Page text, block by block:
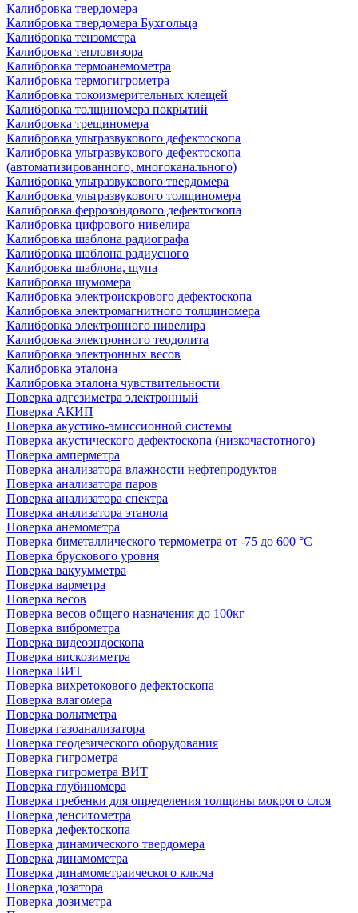
Калибровка твердомера
Калибровка твердомера Бухгольца
Калибровка тензометра
Калибровка тепловизора
Калибровка термоанемометра
Калибровка термогигрометра
Калибровка токоизмерительных клещей
Калибровка толщиномера покрытий
Калибровка трещиномера
Калибровка ультразвукового дефектоскопа
Калибровка ультразвукового дефектоскопа
(автоматизированного, многоканального)
Калибровка ультразвукового твердомера
Калибровка ультразвукового толщиномера
Калибровка феррозондового дефектоскопа
Калибровка цифрового нивелира
Калибровка шаблона радиографа
Калибровка шаблона радиусного
Калибровка шаблона, щупа
Калибровка шумомера
Калибровка электроискрового дефектоскопа
Калибровка электромагнитного толщиномера
Калибровка электронного нивелира
Калибровка электронного теодолита
Калибровка электронных весов
Калибровка эталона
Калибровка эталона чувствительности
Поверка адгезиметра электронный
Поверка АКИП
Поверка акустико-эмиссионной системы
Поверка акустического дефектоскопа (низкочастотного)
Поверка амперметра
Поверка анализатора влажности нефтепродуктов
Поверка анализатора паров
Поверка анализатора спектра
Поверка анализатора этанола
Поверка анемометра
Поверка биметаллического термометра от -75 до 600 °С
Поверка брускового уровня
Поверка вакуумметра
Поверка варметра
Поверка весов
Поверка весов общего назначения до 100кг
Поверка виброметра
Поверка видеоэндоскопа
Поверка вискозиметра
Поверка ВИТ
Поверка вихретокового дефектоскопа
Поверка влагомера
Поверка вольтметра
Поверка газоанализатора
Поверка геодезического оборудования
Поверка гигрометра
Поверка гигрометра ВИТ
Поверка глубиномера
Поверка гребенки для определения толщины мокрого слоя
Поверка денситометра
Поверка дефектоскопа
Поверка динамического твердомера
Поверка динамометра
Поверка динамометраического ключа
Поверка дозатора
Поверка дозиметра